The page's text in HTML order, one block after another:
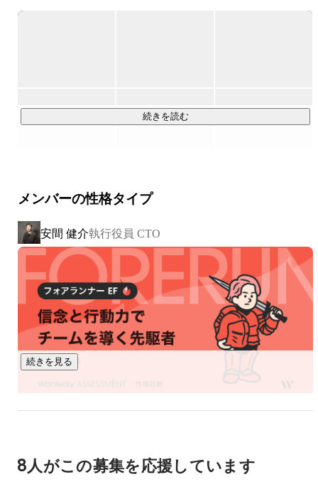
・自律：バリュー（価値基準）を理解していて、自分で意思
ながらフロー状態で取り組んでいる状態
この要素に基づき、下記のプロダクトを開発しています。
・「共感」を軸にした運命の出会いを創出する会社訪問アプ
リ「Wantedly」
・現代の採用に最適化された、次世代型採用管理システム
「Wantedly Hire」
・ぶれない組織を作るための必須ツール群「Engagement
Suite」
- 新しい福利厚生「Perk」
- モチベーション・マネジメント「Pulse」
詳細：
続きを読む
メンバーの性格タイプ
安間 健介執行役員 CTO
続きを見る
8人がこの募集を応援しています